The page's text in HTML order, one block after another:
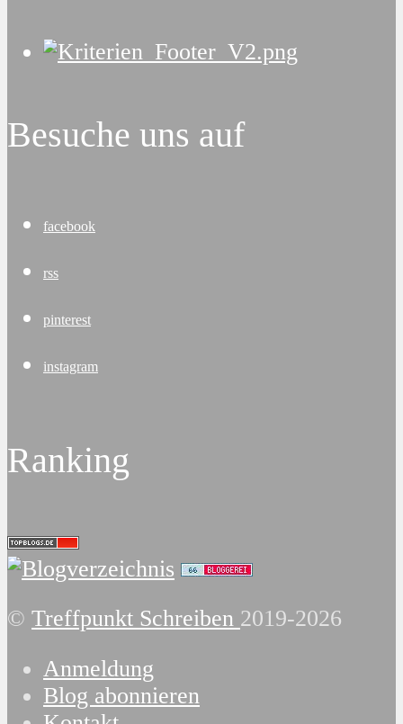
Besuche uns auf
facebook
rss
pinterest
instagram
Ranking
© Treffpunkt Schreiben 2019-2026
Anmeldung
Blog abonnieren